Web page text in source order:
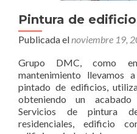
Pintura de
Publicada elnoviembre 19,
Grupo DMC, como
mantenimiento llevamos
pintado de edificios,
obteniendo un
Servicios de pintura
residenciales, edificio